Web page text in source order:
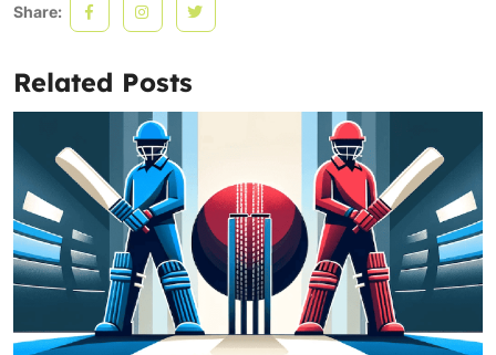
Share:
Related Posts